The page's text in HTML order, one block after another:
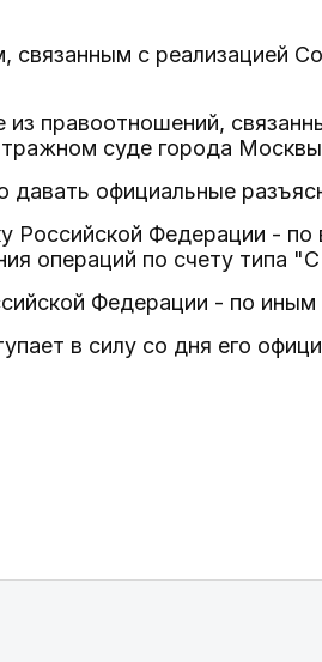
связанным с реализацией
правоотношений,
суде города
давать официальные
Российской Федерации -
операций по счету типа
Федерации - по
в силу со дня его